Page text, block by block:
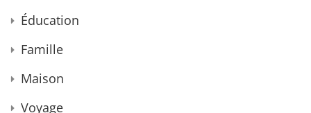
Éducation
Famille
Maison
Voyage